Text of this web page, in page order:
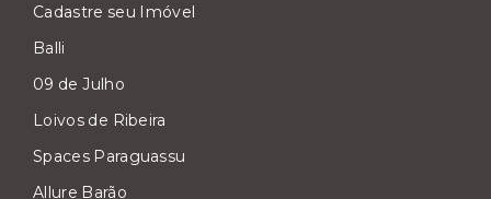
Cadastre seu Imóvel
Balli
09 de Julho
Loivos de Ribeira
Spaces Paraguassu
Allure Barão